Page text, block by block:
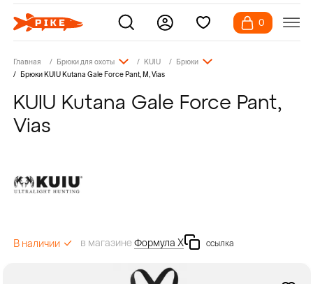
0
Главная Брюки для охоты KUIU
Брюки
Брюки KUIU Kutana Gale Force Pant, M, Vias
KUIU Kutana Gale Force Pant,
Vias
В наличии в магазинеФормула Х ссылка